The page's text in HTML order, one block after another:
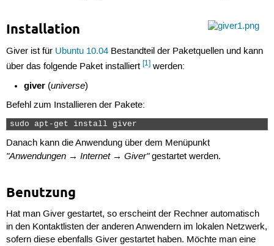
Installation
Giver ist für Ubuntu 10.04Bestandteil der Paketquellen und kann
über das folgende Paket installiert [1]werden:
giver (universe)
Befehl zum Installieren der Pakete:
sudo apt-get install giver
Danach kann die Anwendung über dem Menüpunkt
"Anwendungen → Internet → Giver"gestartet werden.
Benutzung
Hat man Giver gestartet, so erscheint der Rechner automatisch
in den Kontaktlisten der anderen Anwendern im lokalen Netzwerk,
sofern diese ebenfalls Giver gestartet haben. Möchte man eine